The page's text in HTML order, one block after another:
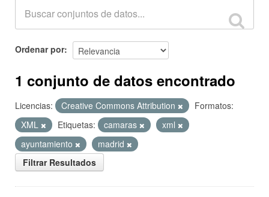
Ordenar por
1 conjunto de datos encontrado
Licencias: Creative Commons Attribution
Formatos:
XML
Etiquetas: camaras
xml
ayuntamiento
madrid
Filtrar Resultados